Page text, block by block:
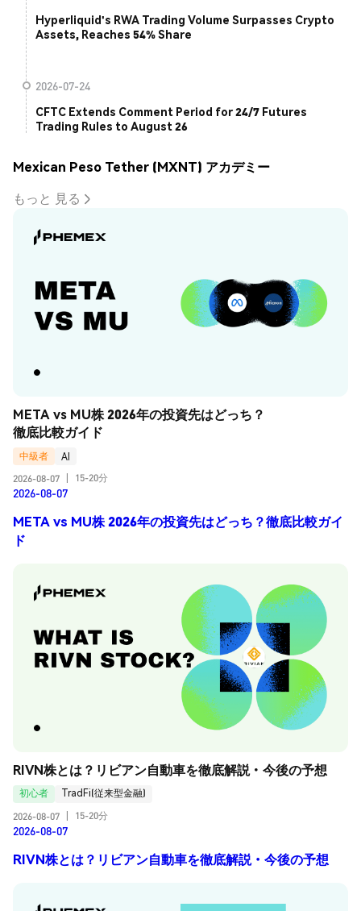
Hyperliquid's RWA Trading Volume Surpasses Crypto
Assets, Reaches 54% Share
2026-07-24
CFTC Extends Comment Period for 24/7 Futures
Trading Rules to August 26
Mexican Peso Tether (MXNT) アカデミー
もっと 見る
META vs MU株 2026年の投資先はどっち？
徹底比較ガイド
中級者
AI
2026-08-07
15-20分
2026-08-07
META vs MU株 2026年の投資先はどっち？徹底比較ガイ
ド
RIVN株とは？リビアン自動車を徹底解説・今後の予想
初心者
TradFi(従来型金融)
2026-08-07
15-20分
2026-08-07
RIVN株とは？リビアン自動車を徹底解説・今後の予想